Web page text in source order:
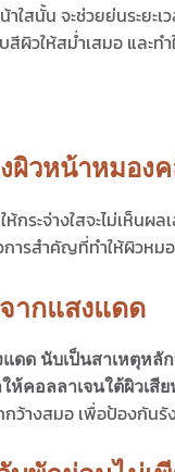
าใสนั้น จะช่วยย่นระย
ผิวให้สม่ำเสมอ และท
ผิวหน้าหมอง
ห้กระจ่างใสจะไม่เห็น
ารสำคัญที่ทำให้ผิวหม
ากแสงแดด
แดด นับเป็นสาเหตุห
ห้คอลลาเจนใต้ผิวเสีย
ว้างสมอ เพื่อป้องกันรั